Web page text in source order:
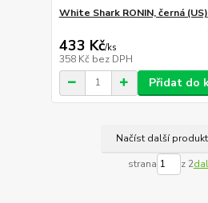
White Shark RONIN, černá (US)
433 Kč/ks
358 Kč bez DPH
Přidat do
Načíst další
strana z 2